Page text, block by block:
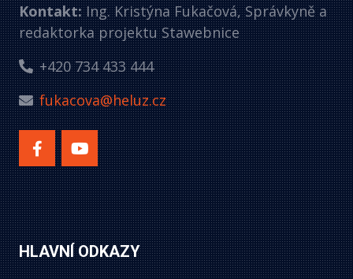
Kontakt:Ing. Kristýna Fukačová, Správkyně a
redaktorka projektu Stawebnice
+420 734 433 444
fukacova@heluz.cz
HLAVNÍ ODKAZY